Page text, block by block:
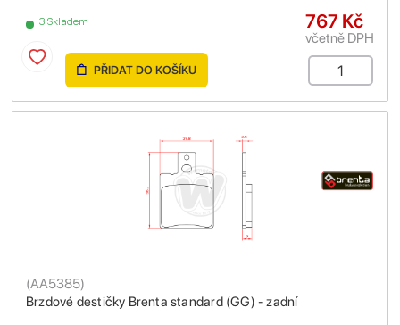
3 Skladem 767 Kč
včetně DPH
PŘIDAT DO KOŠÍKU
Brzdové destičky Brenta standard (GG) - zadní
(AA5385)